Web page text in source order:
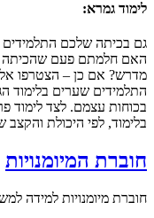
לימוד גמרא:
גם בכיתה שלכם התלמידים
האם חלמתם פעם שהכיתה
מדרש? אם כן – הצטרפו
התלמידים שערים בלימוד
בכוחות עצמם. לצד לימוד
בלימוד, לפי היכולת והקצב
חוברת המיומנויות
חוברת מיומנויות למידה